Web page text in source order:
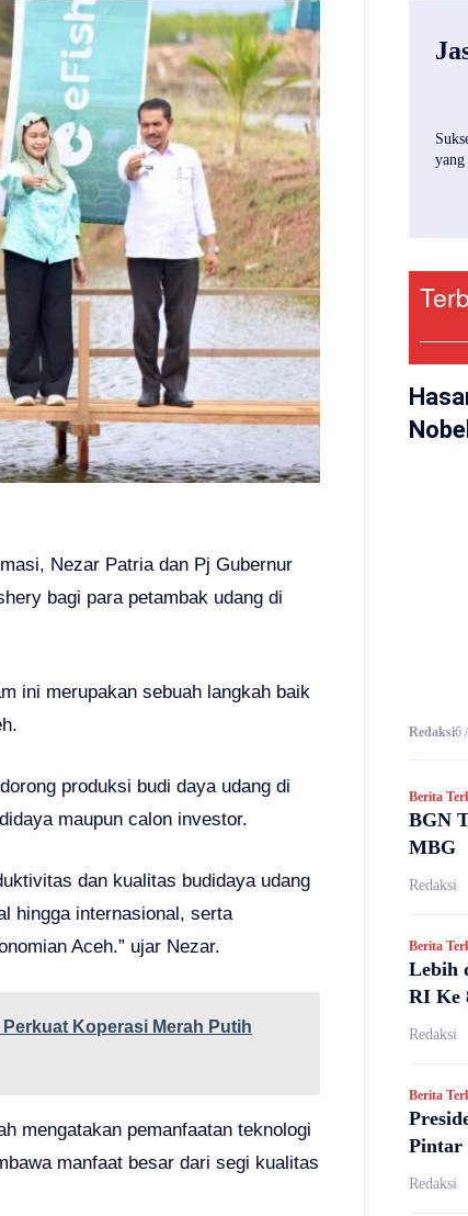
Nezar Patria dan Pj Gubernur
bagi para petambak udang di
ini merupakan sebuah langkah baik
produksi budi daya udang di
maupun calon investor.
dan kualitas budidaya udang
hingga internasional, serta
Aceh.” ujar Nezar.
Koperasi Merah Putih
mengatakan pemanfaatan teknologi
manfaat besar dari segi kualitas
Redaksi6
Berita
BGN
MBG
Redaksi
Berita
Lebih
RI Ke
Redaksi
Berita
Pintar
Redaksi